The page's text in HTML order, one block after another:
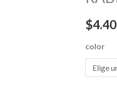
$
color
cantidad